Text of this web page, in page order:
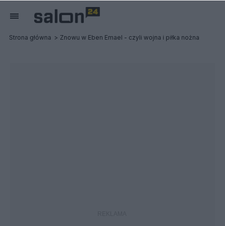
Strona główna Znowu w Eben Emael - czyli wojna i piłka nożna